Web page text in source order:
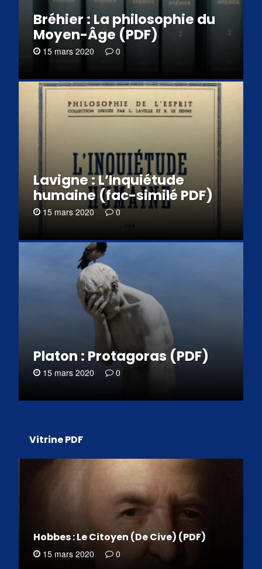
Bréhier : La philosophie du
Moyen-Âge (PDF)
15 mars 2020 0
Lavigne : L’Inquiétude
humaine (fac-similé PDF)
15 mars 2020 0
Platon : Protagoras (PDF)
15 mars 2020 0
Vitrine PDF
Hobbes : Le Citoyen (De Cive) (PDF)
15 mars 2020 0